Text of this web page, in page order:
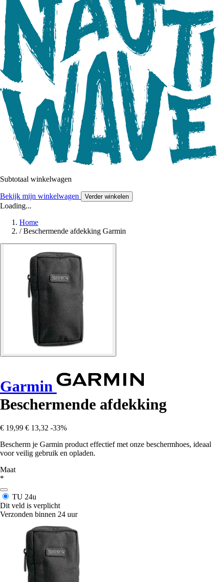
Subtotaal winkelwagen
Bekijk mijn winkelwagen Verder winkelen
Loading...
Home
/ Beschermende afdekking Garmin
Garmin
Beschermende afdekking
€ 19,99 € 13,32 -33%
Bescherm je Garmin product effectief met onze beschermhoes, ideaal
voor veilig gebruik en opladen.
Maat
*
TU 24u
Dit veld is verplicht
Verzonden binnen 24 uur